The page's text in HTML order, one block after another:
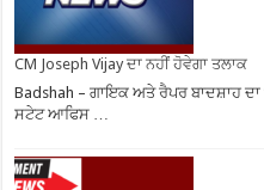
CM Joseph Vijay ਦਾ ਨਹੀਂ ਹੋਵੇਗਾ ਤਲਾਕ
Badshah – ਗਾਇਕ ਅਤੇ ਰੈਪਰ ਬਾਦਸ਼ਾਹ
ਸਟੇਟ ਆਫਿਸ …